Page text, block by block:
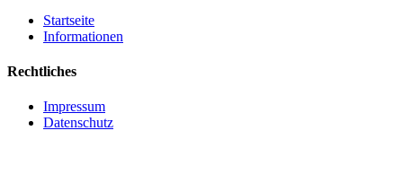
Startseite
Informationen
Rechtliches
Impressum
Datenschutz